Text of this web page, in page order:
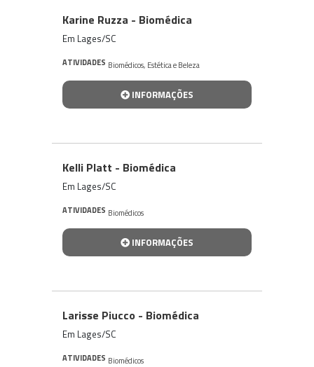
Karine Ruzza - Biomédica
Em Lages/SC
ATIVIDADES Biomédicos, Estética e Beleza
INFORMAÇÕES
Kelli Platt - Biomédica
Em Lages/SC
ATIVIDADES Biomédicos
INFORMAÇÕES
Larisse Piucco - Biomédica
Em Lages/SC
ATIVIDADES Biomédicos